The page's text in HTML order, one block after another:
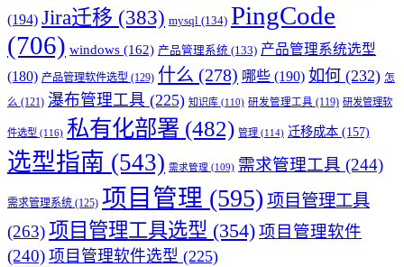
(194) Jira迁移 (383) mysql (134) PingCode
(706) windows (162) 产品管理系统 (133) 产品管理系统选型
(180) 产品管理软件选型 (129) 什么 (278) 哪些 (190) 如何 (232) 怎
么 (121) 瀑布管理工具 (225) 知识库 (110) 研发管理工具 (119) 研发管理软
件选型 (116) 私有化部署 (482) 管理 (114) 迁移成本 (157)
选型指南 (543) 需求管理 (109) 需求管理工具 (244)
需求管理系统 (125) 项目管理 (595) 项目管理工具
(263)项目管理工具选型 (354) 项目管理软件
(240) 项目管理软件选型 (225)